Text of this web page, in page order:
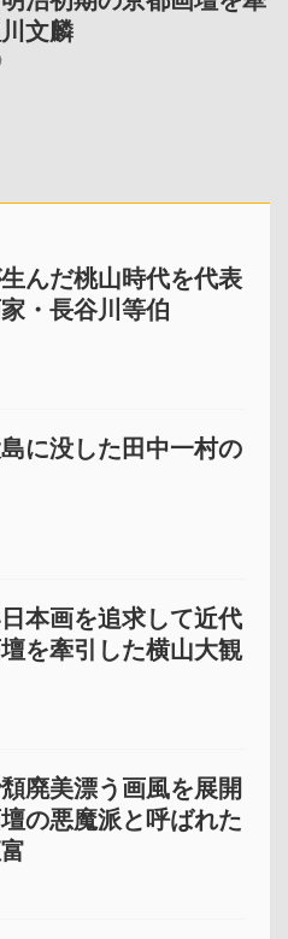
文麟
んだ桃山時代を代表
・長谷川等伯
に没した田中一村の
本画を追求して近代
を牽引した横山大観
廃美漂う画風を展開
の悪魔派と呼ばれた